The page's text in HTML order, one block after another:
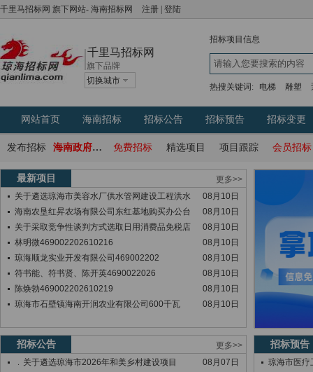
千里马招标网 旗下网站- 海南招标网 注册 登陆
千里马招标网
旗下品牌
切换城市
招标项目信息
热搜关键词: 电梯 雕塑
网站首页 海南招标 招标公告 招标预告 招标变更
发布招标 海南政府采购网 免费招标 精选项目 项目跟踪 会员招标
最新项目
更多>>
关于遴选琼海市美容水厂供水管网建设工程洪水
08月10日
海南农垦红昇农场有限公司东红基地购买办公台
08月10日
关于采取竞争性谈判方式选取日用消费品免税店
08月10日
林明微469002202610216
08月10日
琼海顺龙实业开发有限公司469002202
08月10日
符书能、符书贤、陈开英4690022026
08月10日
陈焕勃469002202610219
08月10日
琼海市石壁镇海南开润农业有限公司600千瓦
08月10日
招标公告
更多>>
﹒关于遴选琼海市2026年和美乡村建设项目
08月07日
招标预告
琼海市医疗